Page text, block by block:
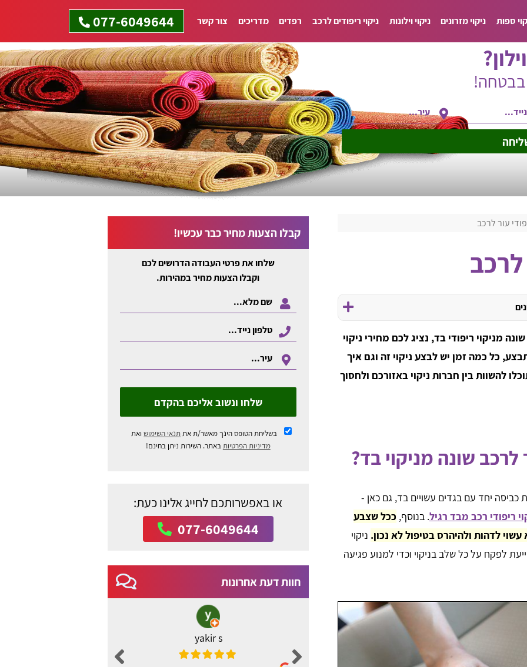
ספות ניקוי מזרונים ניקוי וילונות ניקוי ריפודים לרכב רפדים מדריכים צור קשר 077-6049644
עור לרכב
לרכב
מניקוי ריפודי בד, נציג לכם מחירי ניקוי
כל כמה זמן יש לבצע ניקוי זה וגם איך
להשוות בין חברות ניקוי באזורכם ולחסוך
לרכב שונה מניקוי בד?
יחד עם בגדים עשויים בד, גם כאן -
ריפודי רכב מבד רגיל. בנוסף, ככל שצבע
לדהות ולהיהרס בטיפול לא נכון. ניקוי
לפקח על כל שלב בניקוי וכדי למנוע פגיעה
קבלו הצעות מחיר כבר עכשיו!
שלחו את פרטי העבודה הדרושים לכם
וקבלו הצעות מחיר במהירות.
שלחו ונשוב אליכם בהקדם
בשליחת הטופס הינך מאשר/ת את תנאי השימושואת
מדיניות הפרטיותבאתר. השירות ניתן בחינם!
או באפשרותכם לחייג אלינו כעת:
077-6049644
חוות דעת אחרונות
yakir s Moti Faragian